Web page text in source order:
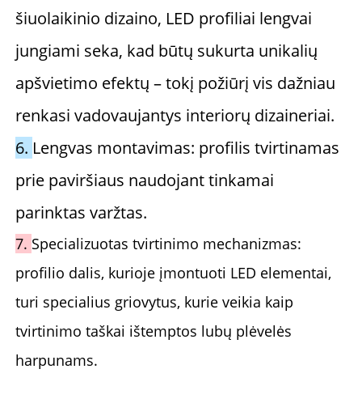
šiuolaikinio dizaino, LED profiliai lengvai
jungiami seka, kad būtų sukurta unikalių
apšvietimo efektų – tokį požiūrį vis dažniau
renkasi vadovaujantys interiorų dizaineriai.
6. Lengvas montavimas: profilis tvirtinamas
prie paviršiaus naudojant tinkamai
parinktas varžtas.
7. Specializuotas tvirtinimo mechanizmas:
profilio dalis, kurioje įmontuoti LED elementai,
turi specialius griovytus, kurie veikia kaip
tvirtinimo taškai ištemptos lubų plėvelės
harpunams.